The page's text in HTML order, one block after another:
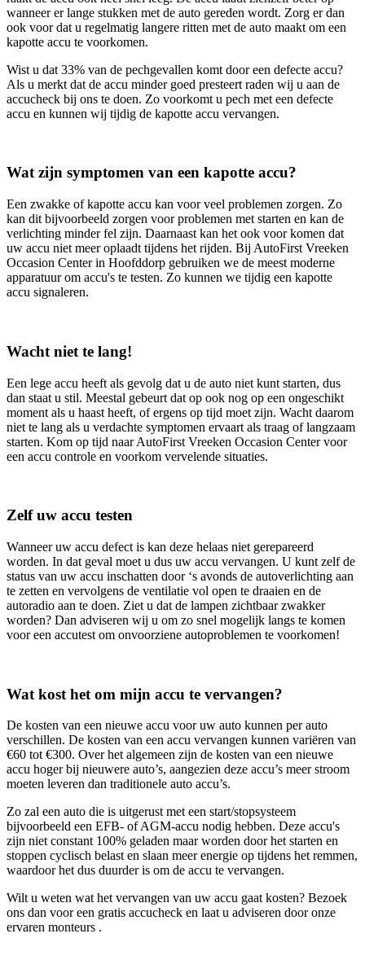
wanneer er lange stukken met de auto gereden wordt. Zorg er dan
ook voor dat u regelmatig langere ritten met de auto maakt om een
kapotte accu te voorkomen.
Wist u dat 33% van de pechgevallen komt door een defecte accu?
Als u merkt dat de accu minder goed presteert raden wij u aan de
accucheck bij ons te doen. Zo voorkomt u pech met een defecte
accu en kunnen wij tijdig de kapotte accu vervangen.
Wat zijn symptomen van een kapotte accu?
Een zwakke of kapotte accu kan voor veel problemen zorgen. Zo
kan dit bijvoorbeeld zorgen voor problemen met starten en kan de
verlichting minder fel zijn. Daarnaast kan het ook voor komen dat
uw accu niet meer oplaadt tijdens het rijden. Bij AutoFirst Vreeken
Occasion Center in Hoofddorp gebruiken we de meest moderne
apparatuur om accu's te testen. Zo kunnen we tijdig een kapotte
accu signaleren.
Wacht niet te lang!
Een lege accu heeft als gevolg dat u de auto niet kunt starten, dus
dan staat u stil. Meestal gebeurt dat op ook nog op een ongeschikt
moment als u haast heeft, of ergens op tijd moet zijn. Wacht daarom
niet te lang als u verdachte symptomen ervaart als traag of langzaam
starten. Kom op tijd naar AutoFirst Vreeken Occasion Center voor
een accu controle en voorkom vervelende situaties.
Zelf uw accu testen
Wanneer uw accu defect is kan deze helaas niet gerepareerd
worden. In dat geval moet u dus uw accu vervangen. U kunt zelf de
status van uw accu inschatten door ‘s avonds de autoverlichting aan
te zetten en vervolgens de ventilatie vol open te draaien en de
autoradio aan te doen. Ziet u dat de lampen zichtbaar zwakker
worden? Dan adviseren wij u om zo snel mogelijk langs te komen
voor een accutest om onvoorziene autoproblemen te voorkomen!
Wat kost het om mijn accu te vervangen?
De kosten van een nieuwe accu voor uw auto kunnen per auto
verschillen. De kosten van een accu vervangen kunnen variëren van
€60 tot €300. Over het algemeen zijn de kosten van een nieuwe
accu hoger bij nieuwere auto’s, aangezien deze accu’s meer stroom
moeten leveren dan traditionele auto accu’s.
Zo zal een auto die is uitgerust met een start/stopsysteem
bijvoorbeeld een EFB- of AGM-accu nodig hebben. Deze accu's
zijn niet constant 100% geladen maar worden door het starten en
stoppen cyclisch belast en slaan meer energie op tijdens het remmen,
waardoor het dus duurder is om de accu te vervangen.
Wilt u weten wat het vervangen van uw accu gaat kosten? Bezoek
ons dan voor een gratis accucheck en laat u adviseren door onze
ervaren monteurs .